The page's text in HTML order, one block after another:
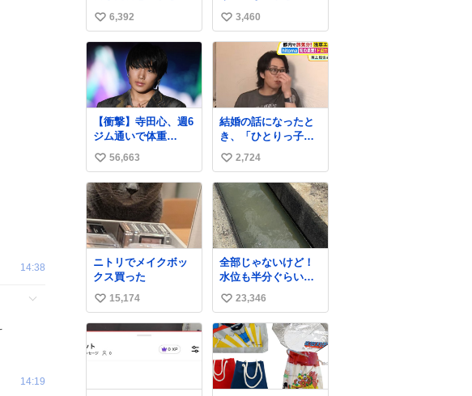
14:38
14:19
い
い
ね
6,392
い
い
3,460
【衝撃】寺田心、週6
ジム通いで体重
62kg→82kgに 110kg
のベンチプレス持ち
上げる姿披露
news.livedoor.com/
article/detail… 元々
自重のみだったが、
更に筋肉を大きくす
るためジム通いを開
始。筋肉増量のため
おにぎり10個、ゼリ
ー飲料3～4本、パス
タと毎日4千kcalオー
バーの食事を摂取
し、増量したとい
う。
い
い
ね
数
56,663
結婚の話になったと
き、「ひとりっ子だ
から僕が諦めた瞬間
に一族が潰える」
「死ぬとき1人とか
嫌」だから結婚願望
は"ある"って答えた
ものの、結局「（結
婚は）向いてねぇの
かもしれない」で締
める北山くん、きっ
といろいろ考えて言
葉を選んで、まるく
収めてくれたんだな
と思った
い
い
ね
数
2,724
ニトリでメイクボッ
クス買った
い
い
数
15,174
全部じゃないけど！
水位も半分ぐらいだ
けど！水が来はじめ
たよ！！！ 作業して
くれた方々ありがと
ーーー
ー！！！！！！！！
！！！！！！！！！
！！！！！！！！！
い
い
ね
数
23,346